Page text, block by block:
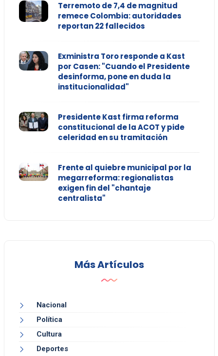
Terremoto de 7,4 de magnitud
remece Colombia: autoridades
reportan 22 fallecidos
Exministra Toro responde a Kast
por Casen: "Cuando el Presidente
desinforma, pone en duda la
institucionalidad"
Presidente Kast firma reforma
constitucional de la ACOT y pide
celeridad en su tramitación
Frente al quiebre municipal por la
megarreforma: regionalistas
exigen fin del "chantaje
centralista"
Más Artículos
Nacional
Política
Cultura
Deportes